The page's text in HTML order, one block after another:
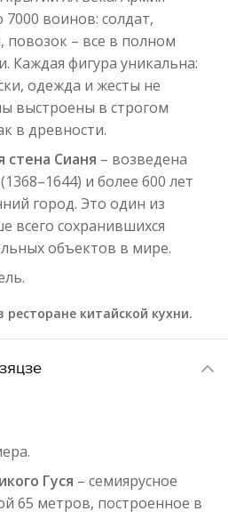
воинов: солдат,
повозок – все в полном
Каждая фигура уникальна:
одежда и жесты не
выстроены в строгом
в древности.
стена Сианя – возведена
и более 600 лет
город. Это один из
всего сохранившихся
объектов в мире.
китайской кухни.
Гуся – семиярусное
65 метров, построенное в